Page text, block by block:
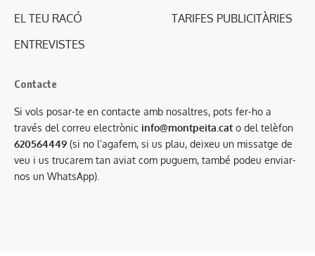
EL TEU RACÓ
ENTREVISTES
TARIFES PUBLICITÀRIES
Contacte
Si vols posar-te en contacte amb nosaltres, pots fer-ho a
través del correu electrònic info@montpeita.cat o del telèfon
620564449 (si no l’agafem, si us plau, deixeu un missatge de
veu i us trucarem tan aviat com puguem, també podeu enviar-
nos un WhatsApp).